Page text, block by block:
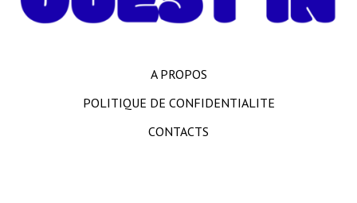
A PROPOS
POLITIQUE DE CONFIDENTIALITE
CONTACTS